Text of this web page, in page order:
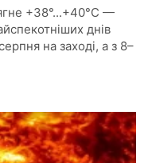
+38°...+40°С —
днів
на заході, а з 8–